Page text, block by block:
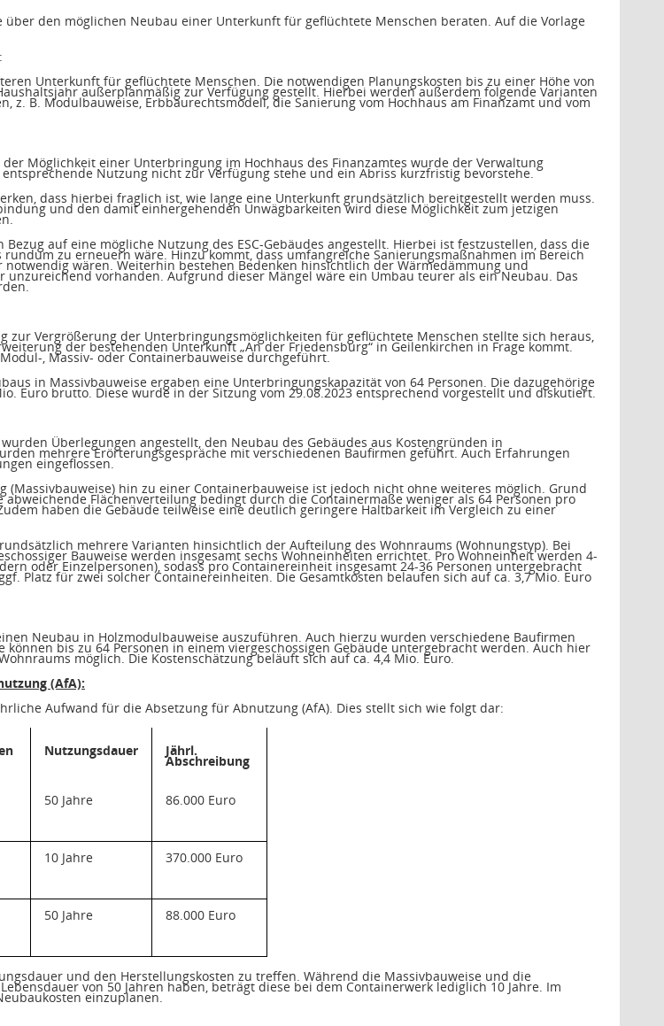
über den möglichen Neubau einer Unterkunft für geflüchtete Menschen beraten. Auf die Vorlage
Unterkunft für geflüchtete Menschen. Die notwendigen Planungskosten bis zu einer Höhe von
außerplanmäßig zur Verfügung gestellt. Hierbei werden außerdem folgende Varianten
z. B. Modulbauweise, Erbbaurechtsmodell, die Sanierung vom Hochhaus am Finanzamt und vom
Möglichkeit einer Unterbringung im Hochhaus des Finanzamtes wurde der Verwaltung
Nutzung nicht zur Verfügung stehe und ein Abriss kurzfristig bevorstehe.
dass hierbei fraglich ist, wie lange eine Unterkunft grundsätzlich bereitgestellt werden muss.
und den damit einhergehenden Unwägbarkeiten wird diese Möglichkeit zum jetzigen
auf eine mögliche Nutzung des ESC-Gebäudes angestellt. Hierbei ist festzustellen, dass die
rundum zu erneuern wäre. Hinzu kommt, dass umfangreiche Sanierungsmaßnahmen im Bereich
notwendig wären. Weiterhin bestehen Bedenken hinsichtlich der Wärmedämmung und
unzureichend vorhanden. Aufgrund dieser Mängel wäre ein Umbau teurer als ein Neubau. Das
zur Vergrößerung der Unterbringungsmöglichkeiten für geflüchtete Menschen stellte sich heraus,
der bestehenden Unterkunft „An der Friedensburg“ in Geilenkirchen in Frage kommt.
, Massiv- oder Containerbauweise durchgeführt.
in Massivbauweise ergaben eine Unterbringungskapazität von 64 Personen. Die dazugehörige
Euro brutto. Diese wurde in der Sitzung vom 29.08.2023 entsprechend vorgestellt und diskutiert.
Überlegungen angestellt, den Neubau des Gebäudes aus Kostengründen in
mehrere Erörterungsgespräche mit verschiedenen Baufirmen geführt. Auch Erfahrungen
eingeflossen.
(Massivbauweise) hin zu einer Containerbauweise ist jedoch nicht ohne weiteres möglich. Grund
Flächenverteilung bedingt durch die Containermaße weniger als 64 Personen pro
haben die Gebäude teilweise eine deutlich geringere Haltbarkeit im Vergleich zu einer
mehrere Varianten hinsichtlich der Aufteilung des Wohnraums (Wohnungstyp). Bei
Bauweise werden insgesamt sechs Wohneinheiten errichtet. Pro Wohneinheit werden 4-
oder Einzelpersonen), sodass pro Containereinheit insgesamt 24-36 Personen untergebracht
Platz für zwei solcher Containereinheiten. Die Gesamtkosten belaufen sich auf ca. 3,7 Mio. Euro
Neubau in Holzmodulbauweise auszuführen. Auch hierzu wurden verschiedene Baufirmen
bis zu 64 Personen in einem viergeschossigen Gebäude untergebracht werden. Auch hier
möglich. Die Kostenschätzung beläuft sich auf ca. 4,4 Mio. Euro.
(AfA):
Aufwand für die Absetzung für Abnutzung (AfA). Dies stellt sich wie folgt dar:
Nutzungsdauer Jährl.
Abschreibung
50 Jahre 86.000 Euro
10 Jahre 370.000 Euro
50 Jahre 88.000 Euro
und den Herstellungskosten zu treffen. Während die Massivbauweise und die
von 50 Jahren haben, beträgt diese bei dem Containerwerk lediglich 10 Jahre. Im
einzuplanen.